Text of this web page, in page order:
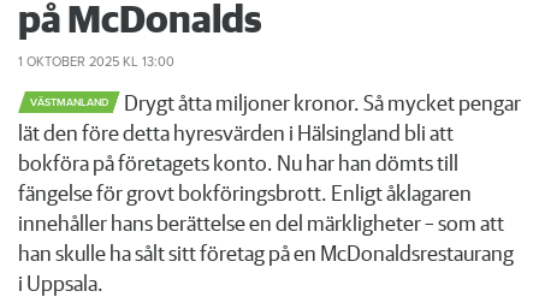
på McDonalds
1 OKTOBER 2025 KL 13:00
VÄSTMANLAND
Drygt åtta miljoner kronor. Så mycket pengar
lät den före detta hyresvärden i Hälsingland bli att
bokföra på företagets konto. Nu har han dömts till
fängelse för grovt bokföringsbrott. Enligt åklagaren
innehåller hans berättelse en del märkligheter – som att
han skulle ha sålt sitt företag på en McDonaldsrestaurang
i Uppsala.